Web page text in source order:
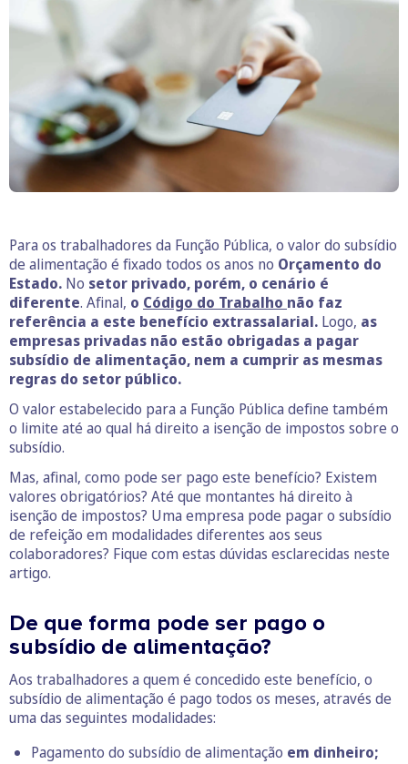
Para os trabalhadores da Função Pública, o valor do subsídio
de alimentação é fixado todos os anos no Orçamento do
Estado. No setor privado, porém, o cenário é
diferente. Afinal, o Código do Trabalho não faz
referência a este benefício extrassalarial. Logo, as
empresas privadas não estão obrigadas a pagar
subsídio de alimentação, nem a cumprir as mesmas
regras do setor público.
O valor estabelecido para a Função Pública define também
o limite até ao qual há direito a isenção de impostos sobre o
subsídio.
Mas, afinal, como pode ser pago este benefício? Existem
valores obrigatórios? Até que montantes há direito à
isenção de impostos? Uma empresa pode pagar o subsídio
de refeição em modalidades diferentes aos seus
colaboradores? Fique com estas dúvidas esclarecidas neste
artigo.
De que forma pode ser pago o
subsídio de alimentação?
Aos trabalhadores a quem é concedido este benefício, o
subsídio de alimentação é pago todos os meses, através de
uma das seguintes modalidades:
Pagamento do subsídio de alimentação em dinheiro;